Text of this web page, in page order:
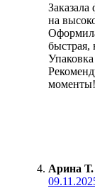
Заказала
на
Оформила
быстрая,
моменты!
Арина Т.